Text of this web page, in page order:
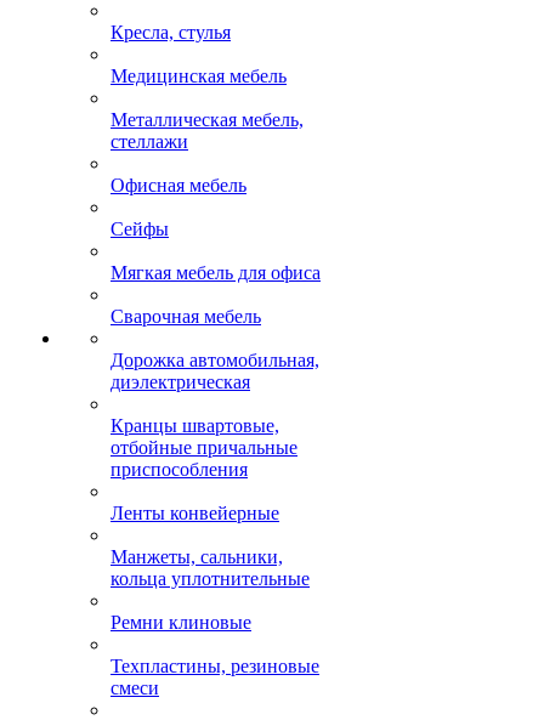
Кресла, стулья
Медицинская мебель
Металлическая мебель,
стеллажи
Офисная мебель
Сейфы
Мягкая мебель для офиса
Сварочная мебель
Дорожка автомобильная,
диэлектрическая
Кранцы швартовые,
отбойные причальные
приспособления
Ленты конвейерные
Манжеты, сальники,
кольца уплотнительные
Ремни клиновые
Техпластины, резиновые
смеси